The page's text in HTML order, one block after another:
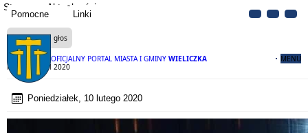
Pomocne Linki
OFICJALNY PORTAL MIASTA I GMINY WIELICZKA MENU
Strona Aktualności
Czytaj na głos
Królewski Bal 2020
Poniedziałek, 10 lutego 2020